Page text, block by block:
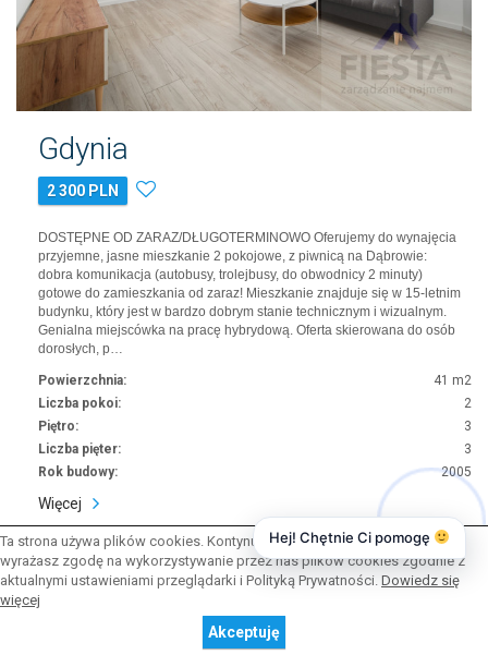
Gdynia
2 300 PLN
DOSTĘPNE OD ZARAZ/DŁUGOTERMINOWO Oferujemy do wynajęcia
przyjemne, jasne mieszkanie 2 pokojowe, z piwnicą na Dąbrowie:
dobra komunikacja (autobusy, trolejbusy, do obwodnicy 2 minuty)
gotowe do zamieszkania od zaraz! Mieszkanie znajduje się w 15-letnim
budynku, który jest w bardzo dobrym stanie technicznym i wizualnym.
Genialna miejscówka na pracę hybrydową. Oferta skierowana do osób
dorosłych, p…
Powierzchnia:
41 m2
Liczba pokoi:
2
Piętro:
3
Liczba pięter:
3
Rok budowy:
2005
Więcej
Mieszkanie · Wynajem
Ta strona używa plików cookies. Kontynuując przeglądanie naszej strony,
wyrażasz zgodę na wykorzystywanie przez nas plików cookies zgodnie z
aktualnymi ustawieniami przeglądarki i Polityką Prywatności. Dowiedz się
więcej
Akceptuję
Hej! Chętnie Ci pomogę